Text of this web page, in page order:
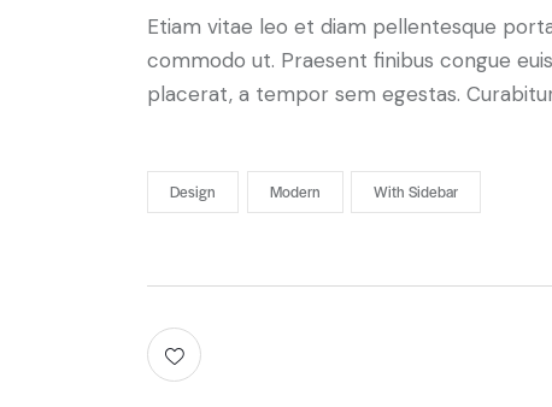
Etiam vitae leo et diam pellentesque
commodo ut. Praesent finibus congue
placerat, a tempor sem egestas.
Design Modern With Sidebar